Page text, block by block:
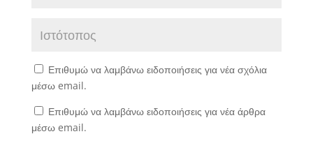
Επιθυμώ να λαμβάνω ειδοποιήσεις για νέα σχόλια
μέσω email.
Επιθυμώ να λαμβάνω ειδοποιήσεις για νέα άρθρα
μέσω email.